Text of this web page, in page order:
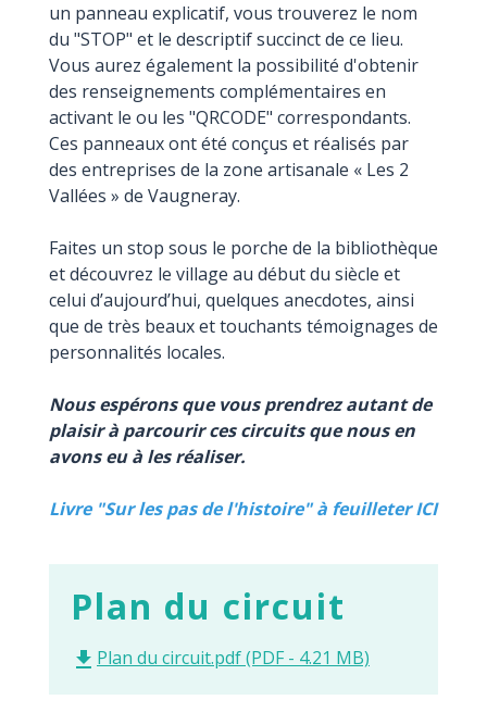
un panneau explicatif, vous trouverez le nom
du "STOP" et le descriptif succinct de ce lieu.
Vous aurez également la possibilité d'obtenir
des renseignements complémentaires en
activant le ou les "QRCODE" correspondants.
Ces panneaux ont été conçus et réalisés par
des entreprises de la zone artisanale « Les 2
Vallées » de Vaugneray.
​Faites un stop sous le porche de la bibliothèque
et découvrez le village au début du siècle et
celui d’aujourd’hui, quelques anecdotes, ainsi
que de très beaux et touchants témoignages de
personnalités locales.
Nous espérons que vous prendrez autant de
plaisir à parcourir ces circuits que nous en
avons eu à les réaliser.
Livre "Sur les pas de l'histoire" à feuilleter ICI
Plan du circuit
file_download Plan du circuit.pdf (PDF - 4.21 MB)